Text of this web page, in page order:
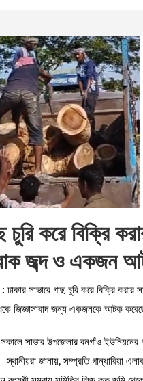
চুরি করে বিক্রি
জব্দ ও একজন
: ঢাকার সাভারে গাছ চুরি করে বিক্রি করার
জিজ্ঞাসাবাদ জন্য একজনকে আটক
সাভার উপজেলার বনগাঁও ইউনিয়নের
জানায়, সম্প্রতি গান্ধারিয়া